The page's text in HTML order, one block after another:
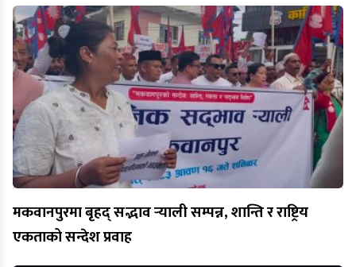
मकवानपुरमा बृहद् सद्भाव र्‍याली सम्पन्न, शान्ति र राष्ट्रिय
एकताको सन्देश प्रवाह